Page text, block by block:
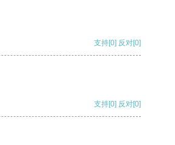
支持[0] 反对[0]
支持[0] 反对[0]